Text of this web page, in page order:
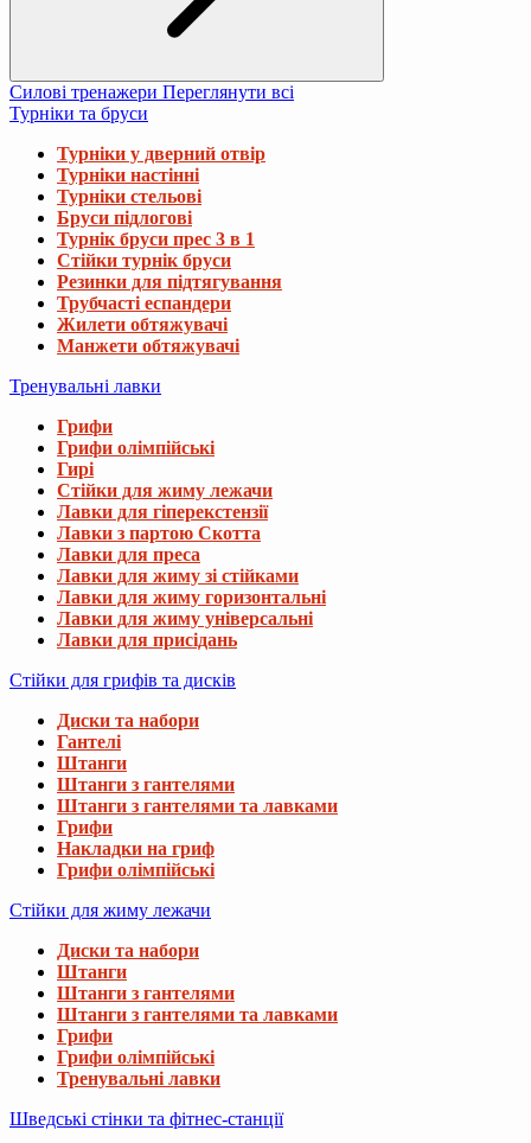
Силові тренажери Переглянути всі
Турніки та бруси
Турніки у дверний отвір
Турніки настінні
Турніки стельові
Бруси підлогові
Турнік бруси прес 3 в 1
Стійки турнік бруси
Резинки для підтягування
Трубчасті еспандери
Жилети обтяжувачі
Манжети обтяжувачі
Тренувальні лавки
Грифи
Грифи олімпійські
Гирі
Стійки для жиму лежачи
Лавки для гіперекстензії
Лавки з партою Скотта
Лавки для преса
Лавки для жиму зі стійками
Лавки для жиму горизонтальні
Лавки для жиму універсальні
Лавки для присідань
Стійки для грифів та дисків
Диски та набори
Гантелі
Штанги
Штанги з гантелями
Штанги з гантелями та лавками
Грифи
Накладки на гриф
Грифи олімпійські
Стійки для жиму лежачи
Диски та набори
Штанги
Штанги з гантелями
Штанги з гантелями та лавками
Грифи
Грифи олімпійські
Тренувальні лавки
Шведські стінки та фітнес-станції